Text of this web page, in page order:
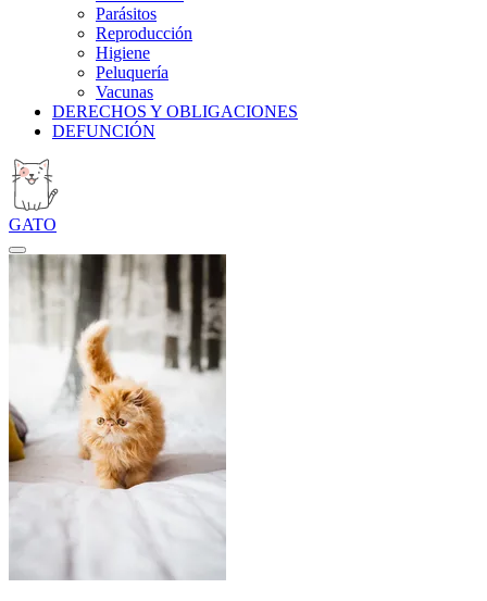
Parásitos
Reproducción
Higiene
Peluquería
Vacunas
DERECHOS Y OBLIGACIONES
DEFUNCIÓN
GATO